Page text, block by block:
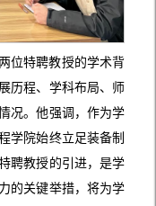
位特聘教授的学术背
历程、学科布局、师
况。他强调，作为学
学院始终立足装备制
聘教授的引进，是学
的关键举措，将为学